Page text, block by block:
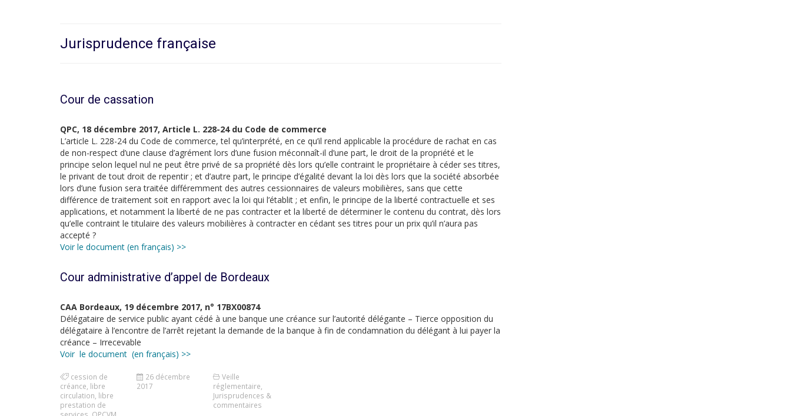
Jurisprudence française
Cour de cassation
QPC, 18 décembre 2017, Article L. 228-24 du Code de commerce
L’article L. 228-24 du Code de commerce, tel qu’interprété, en ce qu’il rend applicable la procédure de rachat en cas
de non-respect d’une clause d’agrément lors d’une fusion méconnaît-il d’une part, le droit de la propriété et le
principe selon lequel nul ne peut être privé de sa propriété dès lors qu’elle contraint le propriétaire à céder ses titres,
le privant de tout droit de repentir ; et d’autre part, le principe d’égalité devant la loi dès lors que la société absorbée
lors d’une fusion sera traitée différemment des autres cessionnaires de valeurs mobilières, sans que cette
différence de traitement soit en rapport avec la loi qui l’établit ; et enfin, le principe de la liberté contractuelle et ses
applications, et notamment la liberté de ne pas contracter et la liberté de déterminer le contenu du contrat, dès lors
qu’elle contraint le titulaire des valeurs mobilières à contracter en cédant ses titres pour un prix qu’il n’aura pas
accepté ?
Voir le document (en français) >>
Cour administrative d’appel de Bordeaux
CAA Bordeaux, 19 décembre 2017, n° 17BX00874
Délégataire de service public ayant cédé à une banque une créance sur l’autorité délégante – Tierce opposition du
délégataire à l’encontre de l’arrêt rejetant la demande de la banque à fin de condamnation du délégant à lui payer la
créance – Irrecevable
Voir le document (en français) >>
cession de
créance libre
circulation libre
prestation de
26 décembre
2017
Veille
réglementaire
Jurisprudences &
commentaires